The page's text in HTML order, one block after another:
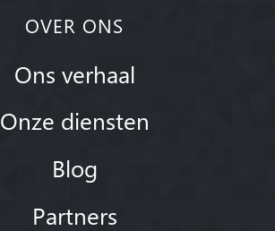
OVER ONS
Ons verhaal
Onze diensten
Blog
Partners